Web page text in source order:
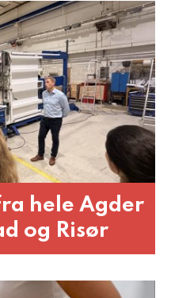
hele Agder
og Risør